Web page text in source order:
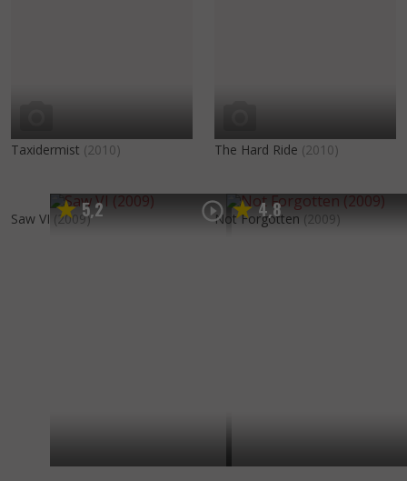
Taxidermist (2010) The Hard Ride (2010)
5,2
Saw VI (2009) 4,8
Not Forgotten (2009)